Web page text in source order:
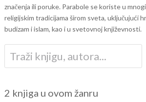
značenja ili poruke. Parabole se koriste u
religijskim tradicijama širom sveta, uključujući
budizam i islam, kao i u svetovnoj književnosti.
2 knjiga u ovom žanru